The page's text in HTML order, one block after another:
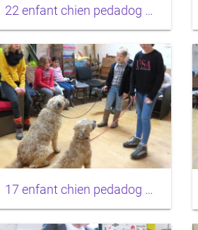
22 enfant chien pedadog 2020-02-24
17 enfant chien pedadog 2020-02-24